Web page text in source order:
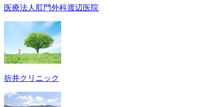
医療法人肛門外科渡辺医院
折井クリニック